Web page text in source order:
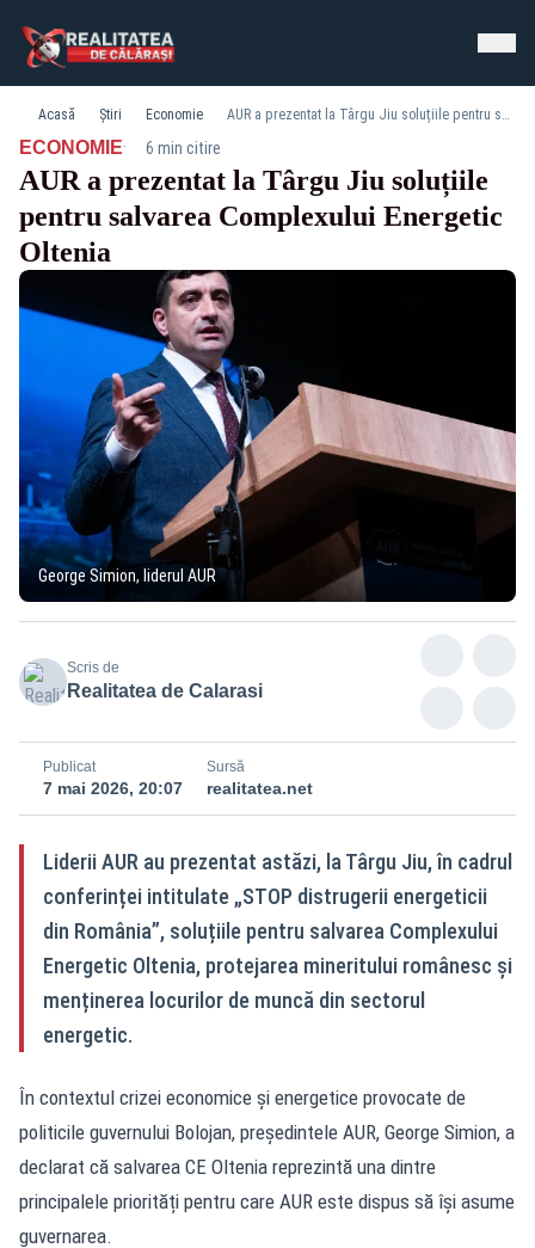
Acasă Știri Economie AUR a prezentat la Târgu Jiu soluțiile pentru salvarea Complexului Energetic Oltenia
ECONOMIE· 6 min citire
AUR a prezentat la Târgu Jiu soluțiile
pentru salvarea Complexului Energetic
Oltenia
George Simion, liderul AUR
Scris de
Realitatea de Calarasi
Publicat
7 mai 2026, 20:07
Sursă
realitatea.net
Liderii AUR au prezentat astăzi, la Târgu Jiu, în cadrul
conferinței intitulate „STOP distrugerii energeticii
din România”, soluțiile pentru salvarea Complexului
Energetic Oltenia, protejarea mineritului românesc și
menținerea locurilor de muncă din sectorul
energetic.
În contextul crizei economice și energetice provocate de
politicile guvernului Bolojan, președintele AUR, George Simion, a
declarat că salvarea CE Oltenia reprezintă una dintre
principalele priorități pentru care AUR este dispus să își asume
guvernarea.